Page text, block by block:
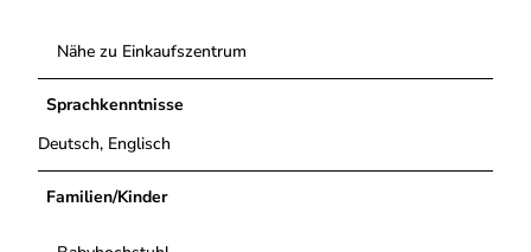
Nähe zu Einkaufszentrum
Sprachkenntnisse
Deutsch, Englisch
Familien/Kinder